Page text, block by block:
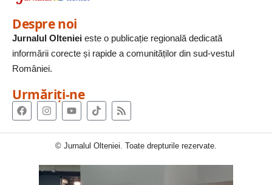
Despre noi
Jurnalul Olteniei este o publicație regională dedicată
informării corecte și rapide a comunităților din sud-vestul
României.
Urmăriți-ne
© Jurnalul Olteniei. Toate drepturile rezervate.